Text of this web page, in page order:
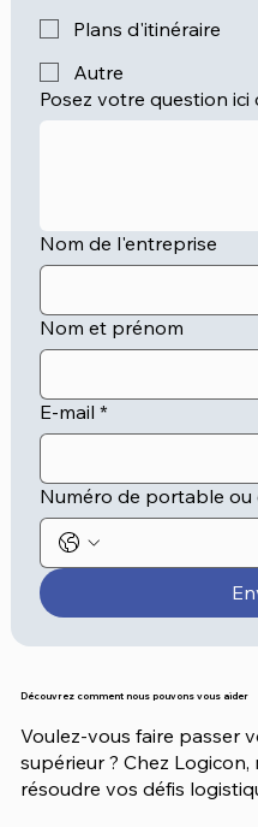
Plans d'itinéraire
Autre
Posez votre question
Nom de l'entreprise
Nom et prénom
E-mail *
Numéro de portable
Découvrez comment nous pouvons vous aider
Voulez-vous faire passer
supérieur ? Chez
résoudre vos défis